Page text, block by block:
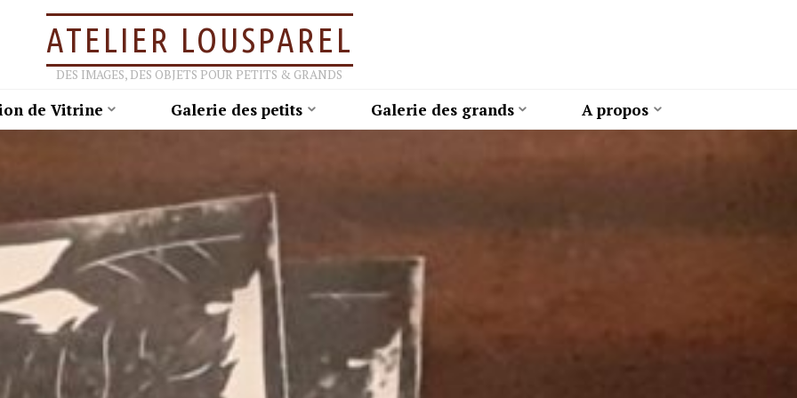
ATELIER LOUSPAREL
DES IMAGES, DES OBJETS POUR PETITS & GRANDS
de Vitrine Galerie des petits Galerie des grands
A propos